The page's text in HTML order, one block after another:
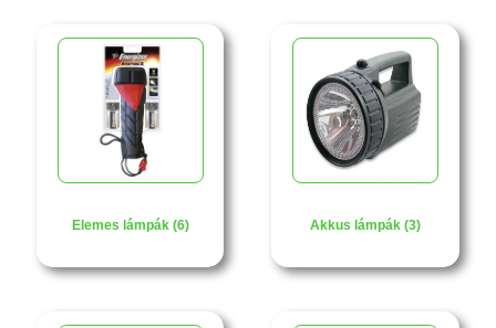
Elemes lámpák (6) Akkus lámpák (3)